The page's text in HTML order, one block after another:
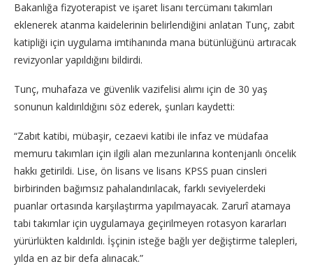
Bakanlığa fizyoterapist ve işaret lisanı tercümanı takımları
eklenerek atanma kaidelerinin belirlendiğini anlatan Tunç, zabıt
katipliği için uygulama imtihanında mana bütünlüğünü artıracak
revizyonlar yapıldığını bildirdi.
Tunç, muhafaza ve güvenlik vazifelisi alımı için de 30 yaş
sonunun kaldırıldığını söz ederek, şunları kaydetti:
“Zabıt katibi, mübaşir, cezaevi katibi ile infaz ve müdafaa
memuru takımları için ilgili alan mezunlarına kontenjanlı öncelik
hakkı getirildi. Lise, ön lisans ve lisans KPSS puan cinsleri
birbirinden bağımsız pahalandırılacak, farklı seviyelerdeki
puanlar ortasında karşılaştırma yapılmayacak. Zarurî atamaya
tabi takımlar için uygulamaya geçirilmeyen rotasyon kararları
yürürlükten kaldırıldı. İşçinin isteğe bağlı yer değiştirme talepleri,
yılda en az bir defa alınacak.”